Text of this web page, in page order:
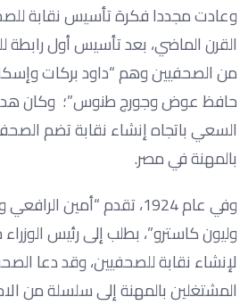
وعادت مجددا فكرة تأسيس نقابة
من الصحفيين وهم “داود بركات
حافظ عوض وجورج طنوس”؛ وكان
السعي باتجاه إنشاء نقابة تضم
بالمهنة في مصر.
وفي عام 1924، تقدم “أمين
وليون كاسترو”، بطلب إلى رئيس
لإنشاء نقابة للصحفيين، وقد دعا
المشتغلين بالمهنة إلى سلسلة من